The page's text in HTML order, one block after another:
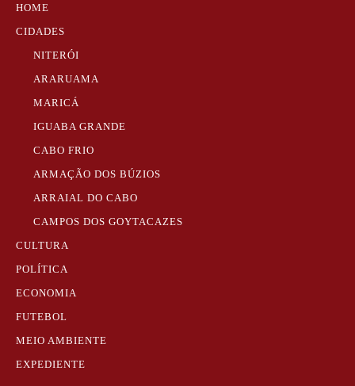
HOME
CIDADES
NITERÓI
ARARUAMA
MARICÁ
IGUABA GRANDE
CABO FRIO
ARMAÇÃO DOS BÚZIOS
ARRAIAL DO CABO
CAMPOS DOS GOYTACAZES
CULTURA
POLÍTICA
ECONOMIA
FUTEBOL
MEIO AMBIENTE
EXPEDIENTE